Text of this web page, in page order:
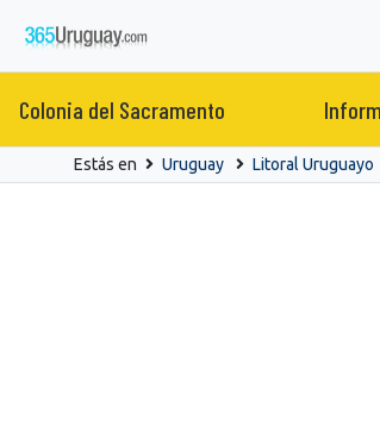
Colonia del Sacramento
Estás en Uruguay Litoral Uruguayo